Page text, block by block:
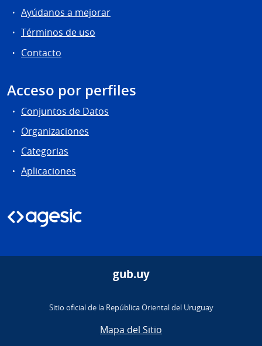
Ayúdanos a mejorar
Términos de uso
Contacto
Acceso por perfiles
Conjuntos de Datos
Organizaciones
Categorias
Aplicaciones
gub.uy
Sitio oficial de la República Oriental del Uruguay
Mapa del Sitio